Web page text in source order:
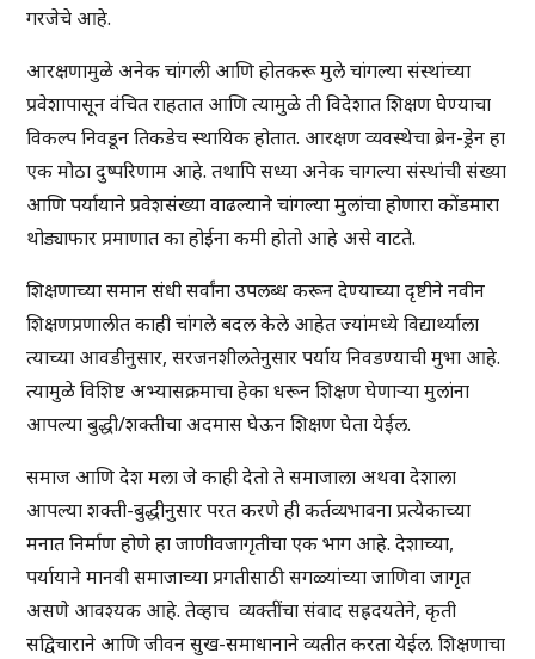
गरजेचे आहे.
आरक्षणामुळे अनेक चांगली आणि होतकरू मुले चांगल्या संस्थांच्या
प्रवेशापासून वंचित राहतात आणि त्यामुळे ती विदेशात शिक्षण घेण्याचा
विकल्प निवडून तिकडेच स्थायिक होतात. आरक्षण व्यवस्थेचा ब्रेन-ड्रेन हा
एक मोठा दुष्परिणाम आहे. तथापि सध्या अनेक चागल्या संस्थांची संख्या
आणि पर्यायाने प्रवेशसंख्या वाढल्याने चांगल्या मुलांचा होणारा कोंडमारा
थोड्याफार प्रमाणात का होईना कमी होतो आहे असे वाटते.
शिक्षणाच्या समान संधी सर्वांना उपलब्ध करून देण्याच्या दृष्टीने नवीन
शिक्षणप्रणालीत काही चांगले बदल केले आहेत ज्यांमध्ये विद्यार्थ्याला
त्याच्या आवडीनुसार, सरजनशीलतेनुसार पर्याय निवडण्याची मुभा आहे.
त्यामुळे विशिष्ट अभ्यासक्रमाचा हेका धरून शिक्षण घेणाऱ्या मुलांना
आपल्या बुद्धी/शक्तीचा अदमास घेऊन शिक्षण घेता येईल.
समाज आणि देश मला जे काही देतो ते समाजाला अथवा देशाला
आपल्या शक्ती-बुद्धीनुसार परत करणे ही कर्तव्यभावना प्रत्येकाच्या
मनात निर्माण होणे हा जाणीवजागृतीचा एक भाग आहे. देशाच्या,
पर्यायाने मानवी समाजाच्या प्रगतीसाठी सगळ्यांच्या जाणिवा जागृत
असणे आवश्यक आहे. तेव्हाच व्यक्तींचा संवाद सह्रदयतेने, कृती
सद्विचाराने आणि जीवन सुख-समाधानाने व्यतीत करता येईल. शिक्षणाचा